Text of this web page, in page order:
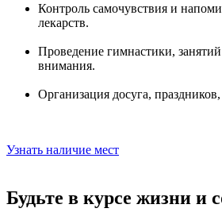
Контроль самочувствия и
лекарств.
Проведение гимнастики,
внимания.
Организация досуга,
Узнать наличие мест
Будьте в курсе жизни и